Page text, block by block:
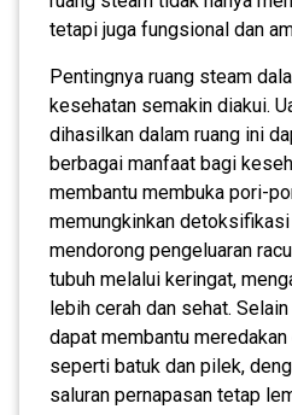
tetapi juga fungsional dan
Pentingnya ruang steam
kesehatan semakin diakui.
dihasilkan dalam ruang ini
berbagai manfaat bagi
membantu membuka pori-
memungkinkan
mendorong pengeluaran
tubuh melalui keringat,
lebih cerah dan sehat.
dapat membantu
seperti batuk dan pilek,
saluran pernapasan tetap